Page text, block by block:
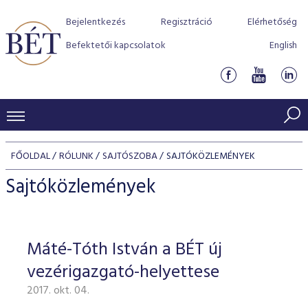
Bejelentkezés Regisztráció
Elérhetőség
Befektetői kapcsolatok
English
KERESKEDÉSI ADATOK
INDEXEK
Jelzáloglevél indexek
Vállalati kötvény indexek
Azonnali Piac
Részvények
Származékos piac
BEFEKTETŐK
Részvény szekció
Hitelpapír szekció
BÉT szabályzatok
Befektetővédelem
Alkalmazott díjstruktúra
Elszámolás
Részvény és vállalati kötvény tőzsdei bevezetését
program
BÉT Xtend - Részvénypiac egyszerűen
TŐZSDETAGOK
Tőzsdetagok, üzletkötők
VENDOROK
FŐOLDAL RÓLUNK SAJTÓSZOBA SAJTÓKÖZLEMÉNYEK
Sajtóközlemények
Máté-Tóth István a BÉT új
vezérigazgató-helyettese
2017. okt. 04.